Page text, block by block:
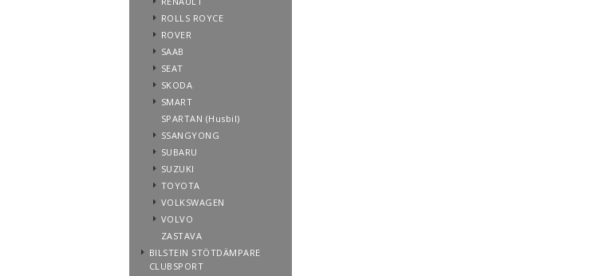
ROLLS ROYCE
ROVER
SAAB
SEAT
SKODA
SMART
SPARTAN (Husbil)
SSANGYONG
SUBARU
SUZUKI
TOYOTA
VOLKSWAGEN
VOLVO
ZASTAVA
BILSTEIN STÖTDÄMPARE
CLUBSPORT